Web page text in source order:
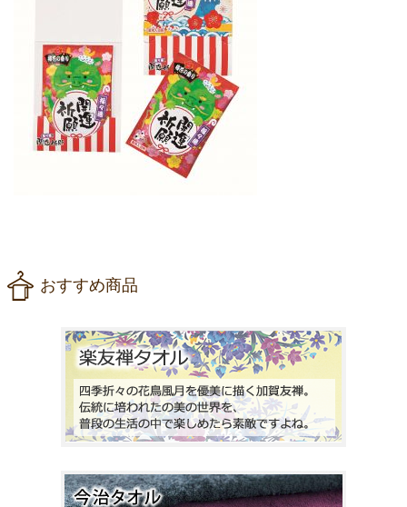
おすすめ商品